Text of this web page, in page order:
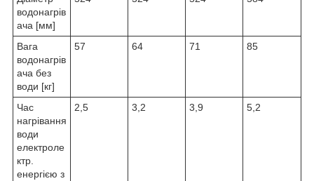
водонагрів
ача [мм]
Вага
водонагрів
ача без
води [кг]
57 64 71 85
Час
нагрівання
води
електроле
ктр.
енергією з
2,5 3,2 3,9 5,2